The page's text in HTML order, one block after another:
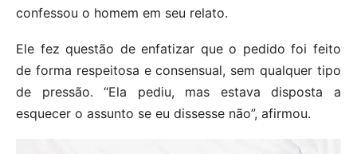
confessou o homem em seu relato.
Ele fez questão de enfatizar que o pedido foi feito
de forma respeitosa e consensual, sem qualquer tipo
de pressão. “Ela pediu, mas estava disposta a
esquecer o assunto se eu dissesse não”, afirmou.